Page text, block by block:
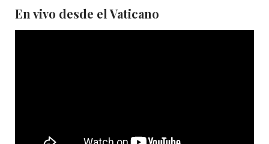
En vivo desde el Vaticano